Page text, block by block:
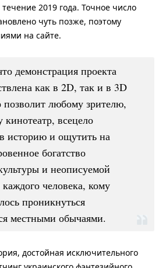
2019 года. Точное число
чуть позже, поэтому
на сайте.
демонстрация проекта
как в 2D, так и в 3D
позволит любому зрителю,
всецело
историю и ощутить на
богатство
и неописуемой
человека, кому
проникнуться
местными обычаями.
достойная исключительного